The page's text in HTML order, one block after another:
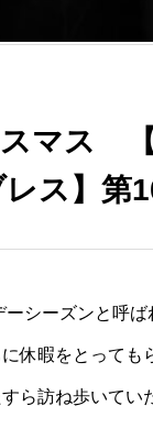
マス
ス】第
シーズンと呼
休暇をとって
ら訪ね歩いてい